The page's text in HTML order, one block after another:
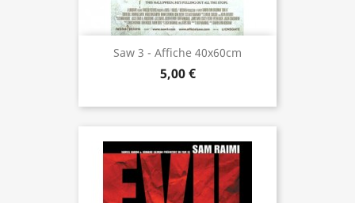
Saw 3 - Affiche 40x60cm
5,00 €